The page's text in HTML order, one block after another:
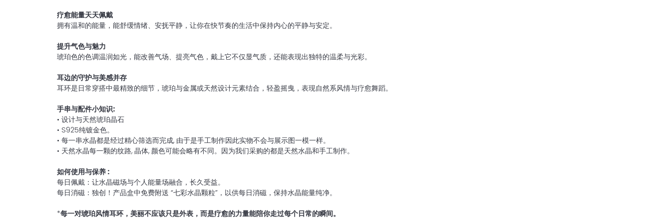
疗愈能量天天佩戴
拥有温和的能量，能舒缓情绪、安抚平静，让你在快节奏的生活中保持内心的平静与安定。
提升气色与魅力
琥珀色的色调温润如光，能改善气场、提亮气色，戴上它不仅显气质，还能表现出独特的温柔与光彩。
耳边的守护与美感并存
耳环是日常穿搭中最精致的细节，琥珀与金属或天然设计元素结合，轻盈摇曳，表现自然系风情与疗愈舞蹈。
手串与配件小知识:
• 设计与天然琥珀晶石
• S925纯镀金色。
• 每一串水晶都是经过精心筛选而完成, 由于是手工制作因此实物不会与展示图一模一样。
• 天然水晶每一颗的纹路, 晶体, 颜色可能会略有不同。因为我们采购的都是天然水晶和手工制作。
如何使⽤与保养 :
每⽇佩戴：让⽔晶磁场与个⼈能量场融合，⻓久受益。
每⽇消磁：独创！产品盒中免费附送 “七彩⽔晶颗粒”，以供每⽇消磁，保持⽔晶能量纯净。
*每一对琥珀风情耳环，美丽不应该只是外表，而是疗愈的力量能陪你走过每个日常的瞬间。